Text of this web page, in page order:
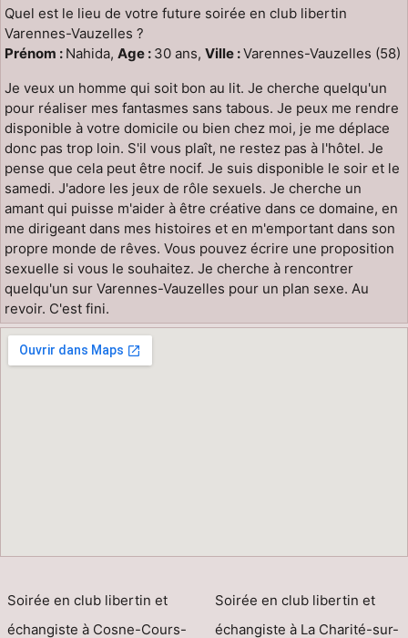
Quel est le lieu de votre future soirée en club libertin
Varennes-Vauzelles ?
Prénom : Nahida, Age : 30 ans, Ville :Varennes-Vauzelles (58)
Je veux un homme qui soit bon au lit. Je cherche quelqu'un
pour réaliser mes fantasmes sans tabous. Je peux me rendre
disponible à votre domicile ou bien chez moi, je me déplace
donc pas trop loin. S'il vous plaît, ne restez pas à l'hôtel. Je
pense que cela peut être nocif. Je suis disponible le soir et le
samedi. J'adore les jeux de rôle sexuels. Je cherche un
amant qui puisse m'aider à être créative dans ce domaine, en
me dirigeant dans mes histoires et en m'emportant dans son
propre monde de rêves. Vous pouvez écrire une proposition
sexuelle si vous le souhaitez. Je cherche à rencontrer
quelqu'un sur Varennes-Vauzelles pour un plan sexe. Au
revoir. C'est fini.
Soirée en club libertin et
échangiste à Cosne-Cours-
Soirée en club libertin et
échangiste à La Charité-sur-